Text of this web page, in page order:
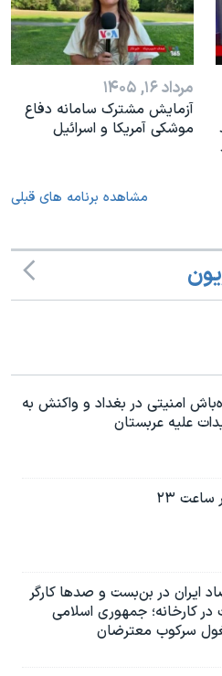
مرداد ۱۶, ۱۴۰۵
آزمایش مشترک سامانه دفاع
موشکی آمریکا و اسرائیل
مشاهده برنامه های قبلی
امنیتی در بغداد و واکنش به
علیه عربستان
ساعت ۲۳
ایران در بن‌بست و صدها کارگر
کارخانه؛ جمهوری اسلامی
سرکوب معترضان